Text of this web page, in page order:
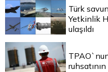
Türk
Yetkinlik
ulaşıldı
ruhsatının